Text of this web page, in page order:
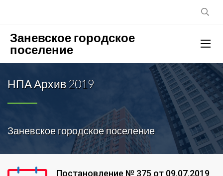
Заневское городское
поселение
НПА Архив 2019
Заневское городское поселение
Постановление № 375 от 09.07.2019